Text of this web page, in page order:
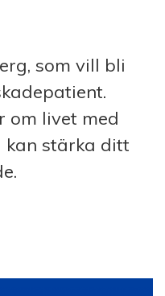
som vill bli
om livet med
kan stärka ditt
FUNK. 02/2021!